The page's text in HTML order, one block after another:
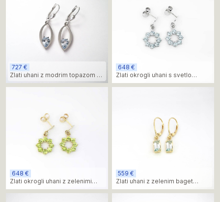
727 €
Zlati uhani z modrim topazom v
minimalističnem dizajnu
648 €
Zlati okrogli uhani s svetlo
modrimi topazi
648 €
Zlati okrogli uhani z zelenimi
peridoti
559 €
Zlati uhani z zelenim baget
krizolitom